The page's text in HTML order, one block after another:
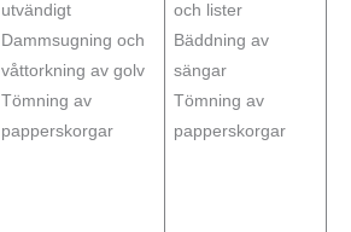
utvändigt
Dammsugning och
våttorkning av golv
Tömning av
papperskorgar
och lister
Bäddning av
sängar
Tömning av
papperskorgar